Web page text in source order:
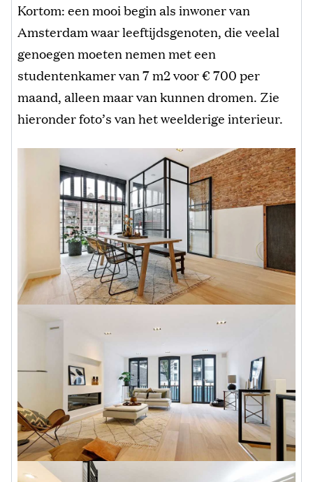
Kortom: een mooi begin als inwoner van
Amsterdam waar leeftijdsgenoten, die veelal
genoegen moeten nemen met een
studentenkamer van 7 m2 voor € 700 per
maand, alleen maar van kunnen dromen. Zie
hieronder foto’s van het weelderige interieur.